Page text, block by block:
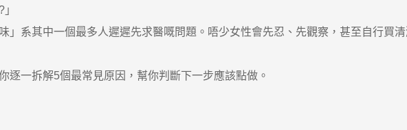
系其中一個最多人遲遲先求醫嘅問題。唔少女性會先忍、先觀察，甚至自行買
一拆解5個最常見原因，幫你判斷下一步應該點做。